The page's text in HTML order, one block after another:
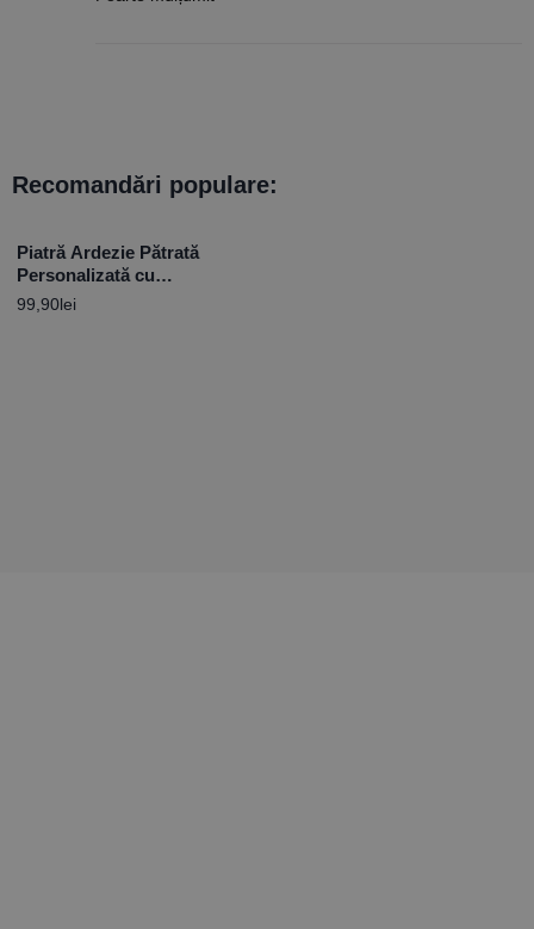
din 5
Recomandări populare:
Piatră Ardezie Pătrată
Personalizată cu
Mesaj Comemorativ
99,90lei